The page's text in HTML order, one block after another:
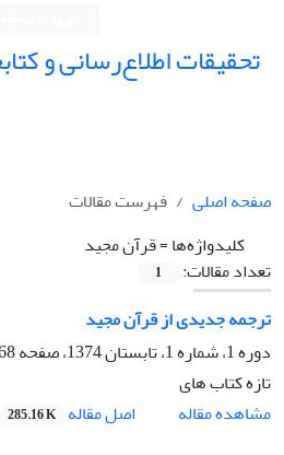
تحقیقات اطلاع‌رسانی و
صفحه اصلی
فهرست مقالات
کلیدواژه‌ها =قرآن مجید
تعداد مقالات:
1
ترجمه جدیدی از قرآن مجید
دوره 1، شماره 1، تابستان 1374، صفحه
تازه کتاب های
مشاهده مقاله
اصل مقاله 285.16 K